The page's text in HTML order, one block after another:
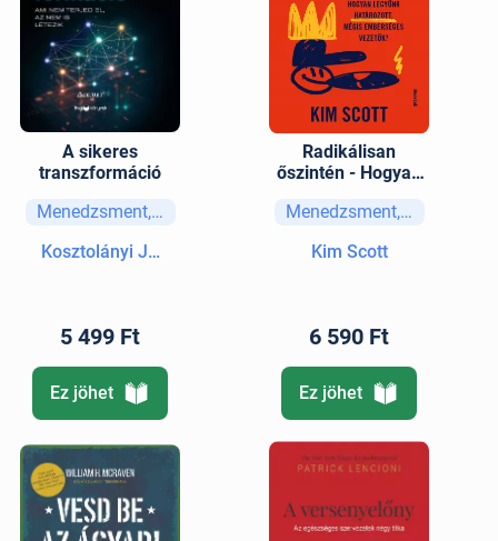
A sikeres
transzformáció
Menedzsment, vezetési stratégiák
Kosztolányi János
5 499 Ft
Ez jöhet
Radikálisan
őszintén - Hogyan
mégis emberséges
Menedzsment, vezetési
Kim Scott
6 590 Ft
Ez jöhet